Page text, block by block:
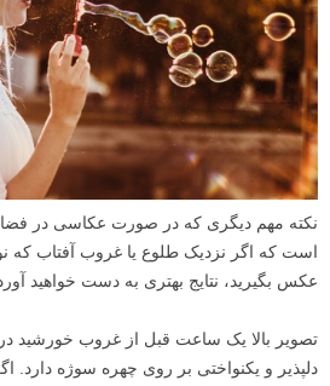
نکته مهم دیگری که در صورت عکاسی در فضای
است که اگر نزدیک طلوع یا غروب آفتاب
عکس بگیرید، نتایج بهتری به دست خواهید آورد.
تصویر بالا یک ساعت قبل از غروب خورشید
دلپذیر و یکنواختی بر روی چهره سوژه دارد.